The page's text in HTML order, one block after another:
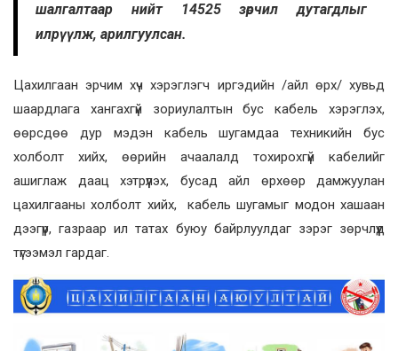
шалгалтаар нийт 14525 зөрчил дутагдлыг
илрүүлж, арилгуулсан.
Цахилгаан эрчим хүч хэрэглэгч иргэдийн /айл өрх/ хувьд
шаардлага хангахгүй зориулалтын бус кабель хэрэглэх,
өөрсдөө дур мэдэн кабель шугамдаа техникийн бус
холболт хийх, өөрийн ачаалалд тохирохгүй кабелийг
ашиглаж даац хэтрүүлэх, бусад айл өрхөөр дамжуулан
цахилгааны холболт хийх, кабель шугамыг модон хашаан
дээгүүр, газраар ил татах буюу байрлуулдаг зэрэг зөрчлүүд
түгээмэл гардаг.